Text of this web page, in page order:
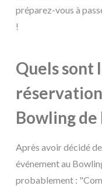
préparez-vous à
!
Quels sont
Bowling de
Après avoir décidé
événement au
probablement :